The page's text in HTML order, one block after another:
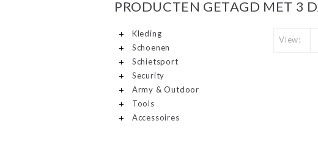
PRODUCTEN GETAGD MET 3
Kleding
Schoenen
Schietsport
Security
Army & Outdoor
Tools
Accessoires
View: